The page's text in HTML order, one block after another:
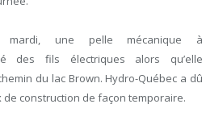
mardi, une pelle mécanique à
des fils électriques alors qu’elle
du lac Brown. Hydro-Québec a dû
construction de façon temporaire.